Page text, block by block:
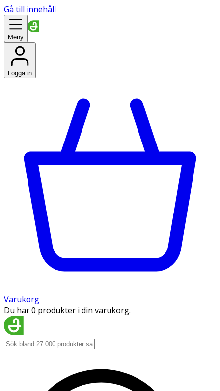
Gå till innehåll
Meny
Logga in
Varukorg
Du har 0 produkter i din varukorg.